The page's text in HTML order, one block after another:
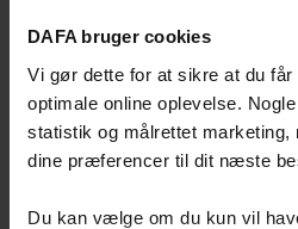
DAFA bruger cookies
Vi gør dette for at sikre at du
optimale online oplevelse.
statistik og målrettet marketing,
dine præferencer til dit næste
Du kan vælge om du kun vil
Engasjement og fokus i mer
grunnlagt i 1939 av Børge